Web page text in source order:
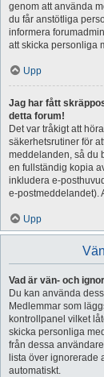
genom att använda
du får anstötliga
informera
att skicka personliga
Upp
Jag har fått
detta forum!
Det var tråkigt att
säkerhetsrutiner för
meddelanden, så du
en fullständig kopia
inkludera e-
e-postmeddelandet).
Upp
Vad är vän- och
Du kan använda
Medlemmar som
kontrollpanel vilket
skicka personliga
från dessa
lista över ignorerade
automatiskt.